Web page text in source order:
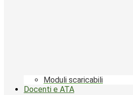
Moduli scaricabili
Docenti e ATA